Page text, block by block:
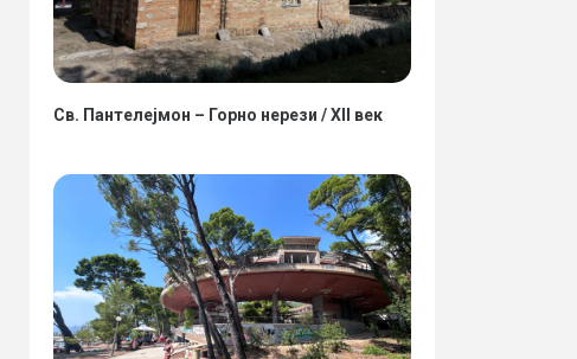
Св. Пантелејмон – Горно нерези / XII век